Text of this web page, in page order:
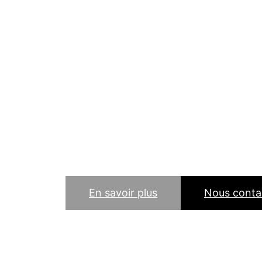
En savoir plus Nous